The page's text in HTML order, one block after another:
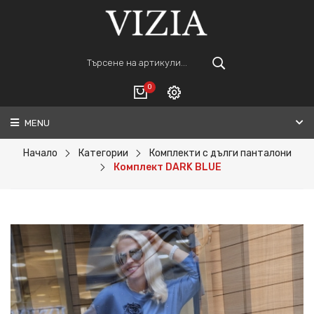
0
ВАШАТА КОЛИЧКА Е ПРАЗНА.
ПОРЪЧАЙ
Регистрация
MENU
Начало Категории
Комплекти с дълги панталони
Комплект DARK BLUE